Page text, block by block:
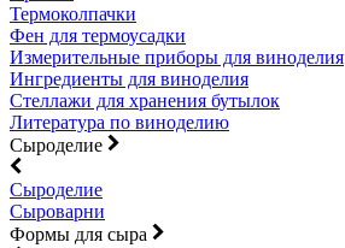
Термоколпачки
Фен для термоусадки
Измерительные приборы для виноделия
Ингредиенты для виноделия
Стеллажи для хранения бутылок
Литература по виноделию
Сыроделие
Сыроделие
Сыроварни
Формы для сыра